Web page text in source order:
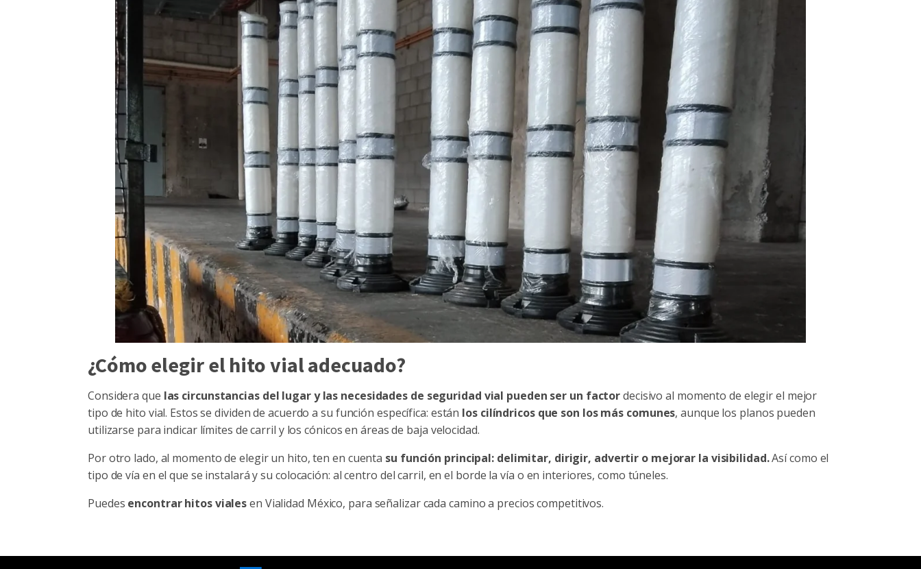
¿Cómo elegir el hito vial adecuado?
Considera que las circunstancias del lugar y las necesidades de seguridad vial pueden ser un factordecisivo al momento de elegir el mejor
tipo de hito vial. Estos se dividen de acuerdo a su función específica: están los cilíndricos que son los más comunes, aunque los planos pueden
utilizarse para indicar límites de carril y los cónicos en áreas de baja velocidad.
Por otro lado, al momento de elegir un hito, ten en cuenta su función principal: delimitar, dirigir, advertir o mejorar la visibilidad.Así como el
tipo de vía en el que se instalará y su colocación: al centro del carril, en el borde la vía o en interiores, como túneles.
Puedes encontrar hitos vialesen Vialidad México, para señalizar cada camino a precios competitivos.